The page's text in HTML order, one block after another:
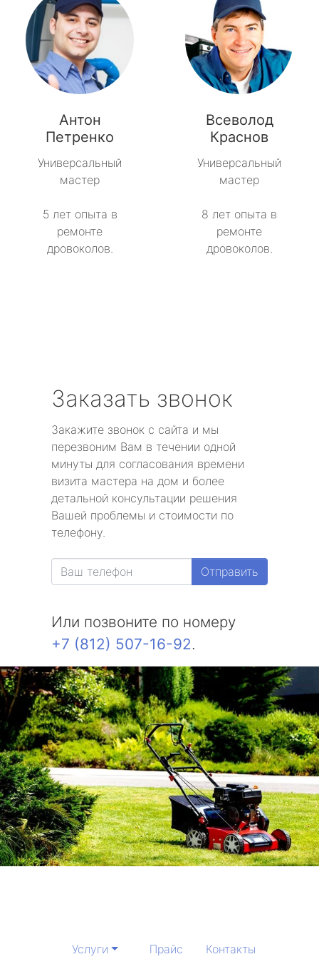
Антон
Петренко
Универсальный
мастер
5 лет опыта в
ремонте
дровоколов.
Всеволод
Краснов
Универсальный
мастер
8 лет опыта в
ремонте
дровоколов.
Заказать звонок
Закажите звонок с сайта и мы
перезвоним Вам в течении одной
минуты для согласования времени
визита мастера на дом и более
детальной консультации решения
Вашей проблемы и стоимости по
телефону.
Отправить
Или позвоните по номеру
+7 (812) 507-16-92.
Услуги Прайс Контакты